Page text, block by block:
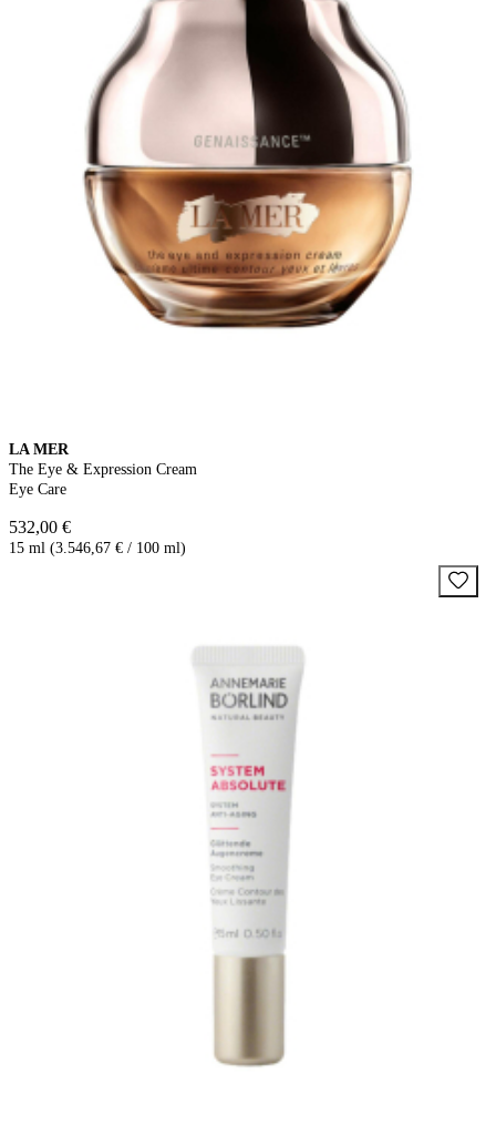
LA MER
The Eye & Expression Cream
Eye Care
532,00 €
15 ml (3.546,67 € / 100 ml)